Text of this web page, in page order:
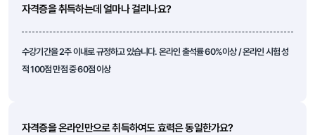
자격증을 취득하는데 얼마나 걸리나요?
수강기간을 2주 이내로 규정하고 있습니다. 온라인 출석률 60%이상 / 온라인 시험 성
적 100점 만점 중 60점 이상
자격증을 온라인만으로 취득하여도 효력은 동일한가요?